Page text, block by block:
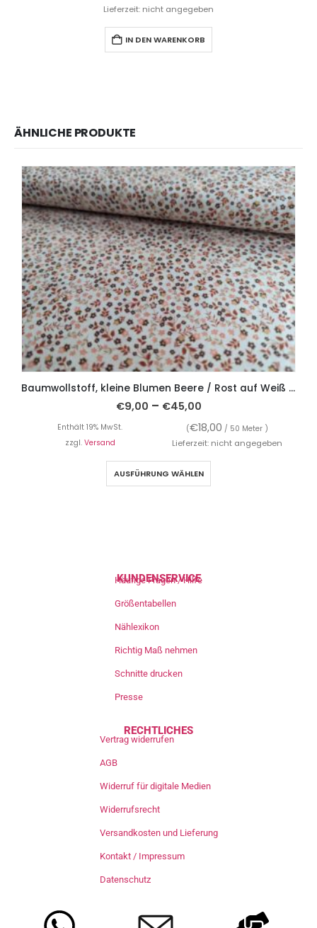
Lieferzeit: nicht angegeben
IN DEN WARENKORB
ÄHNLICHE PRODUKTE
Baumwollstoff, kleine Blumen Beere / Rost auf Weiß – Organic Cotton
€9,00 – €45,00
Enthält 19% MwSt. (€18,00 / 50 Meter )
zzgl. Versand Lieferzeit: nicht angegeben
AUSFÜHRUNG WÄHLEN
KUNDENSERVICE
Häufige Fragen / Hilfe
Größentabellen
Nählexikon
Richtig Maß nehmen
Schnitte drucken
Presse
RECHTLICHES
Vertrag widerrufen
AGB
Widerruf für digitale Medien
Widerrufsrecht
Versandkosten und Lieferung
Kontakt / Impressum
Datenschutz